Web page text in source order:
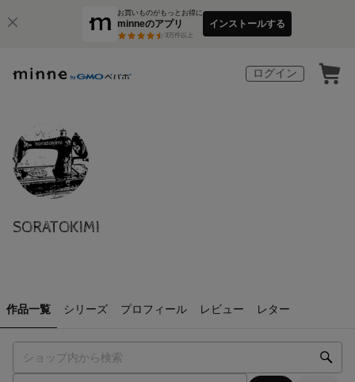
お買いものがもっとお得に
minneのアプリ
3万件以上
インストールする
ログイン
SORATOKIMI
作品一覧 シリーズ プロフィール レビュー レター